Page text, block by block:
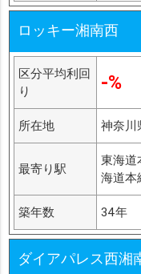
ロッキー湘南西
区分平均利回
り
-%
所在地 神奈川
最寄り駅
東海道
海道本
築年数 34年
ダイアパレス西湘